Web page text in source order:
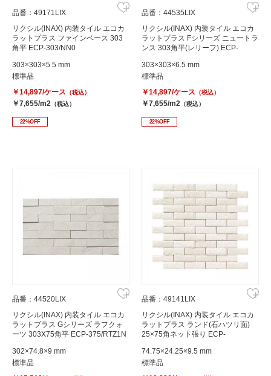
品番：49171LIX
リクシル(INAX) 内装タイル エコカ
ラットプラス ファインベース 303
角平 ECP-303/NN0
303×303×5.5 mm
標準品
￥14,897/ケース （税込）
￥7,655/m2 （税込）
22%OFF
品番：44535LIX
リクシル(INAX) 内装タイル エコカ
ラットプラス Fシリーズ ニュートラ
ンス 303角平(レリーフ) ECP-
303×303×6.5 mm
標準品
￥14,897/ケース （税込）
￥7,655/m2 （税込）
22%OFF
品番：44520LIX
リクシル(INAX) 内装タイル エコカ
ラットプラス Gシリーズ ラフクォ
ーツ 303X75角平 ECP-375/RTZ1N
302×74.8×9 mm
標準品
品番：49141LIX
リクシル(INAX) 内装タイル エコカ
ラットプラス ランド(石ハツリ面)
25×75角ネット張り ECP-
74.75×24.25×9.5 mm
標準品